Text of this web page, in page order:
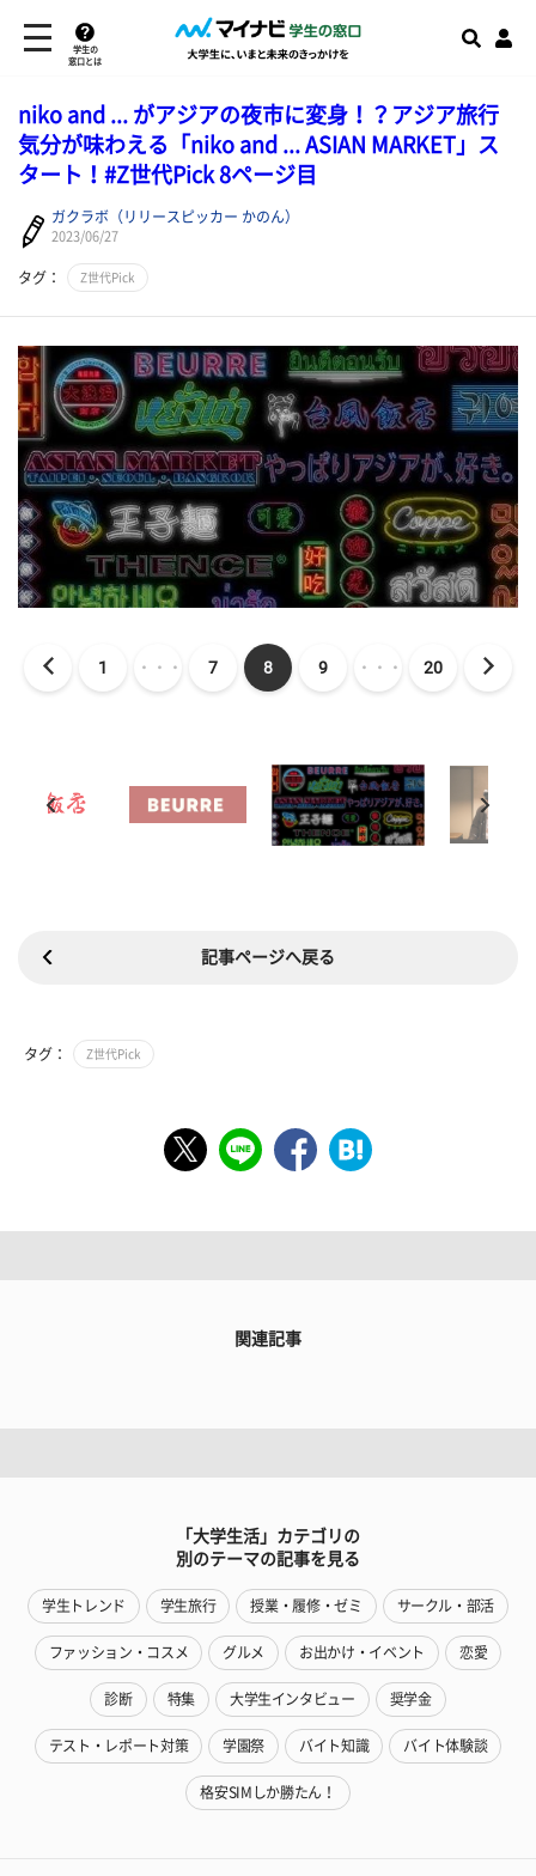
学生の
窓口とは
niko and ... がアジアの夜市に変身！？アジア旅行
気分が味わえる「niko and ... ASIAN MARKET」ス
タート！#Z世代Pick 8ページ目
ガクラボ（リリースピッカー かのん）
2023/06/27
タグ： Z世代Pick
1 ・・・ 7 8 9 ・・・ 20
記事ページへ戻る
タグ： Z世代Pick
関連記事
「大学生活」カテゴリの
別のテーマの記事を見る
学生トレンド 学生旅行 授業・履修・ゼミ サークル・部活
ファッション・コスメ グルメ お出かけ・イベント 恋愛
診断 特集 大学生インタビュー 奨学金
テスト・レポート対策 学園祭 バイト知識 バイト体験談
格安SIMしか勝たん！